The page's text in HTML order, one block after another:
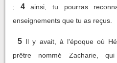
;
4
ainsi, tu pourras
enseignements que tu as reçus.
5 Il y avait, à l'époque où
prêtre nommé Zacharie,